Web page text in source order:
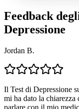
Feedback
Depressione
Jordan B.
Il Test di Depressione
mi ha dato la
parlare con il mio